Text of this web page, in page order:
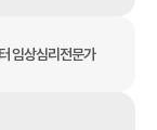
임상심리전문가